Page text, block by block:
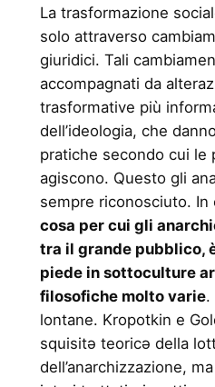
La trasformazione
solo attraverso
giuridici. Tali
accompagnati da
trasformative più
dell’ideologia, che
pratiche secondo cui le
agiscono. Questo gli
sempre riconosciuto. In
cosa per cui gli
tra il grande pubblico,
piede in sottoculture
filosofiche molto varie.
lontane. Kropotkin e
squisitə teoricə della
dell’anarchizzazione,